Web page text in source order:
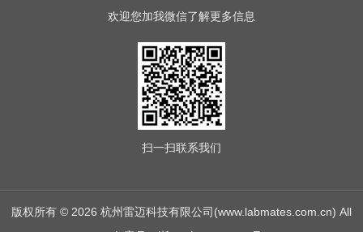
欢迎您加我微信了解更多信息
扫一扫联系我们
版权所有 © 2026 杭州雷迈科技有限公司(www.labmates.com.cn) All